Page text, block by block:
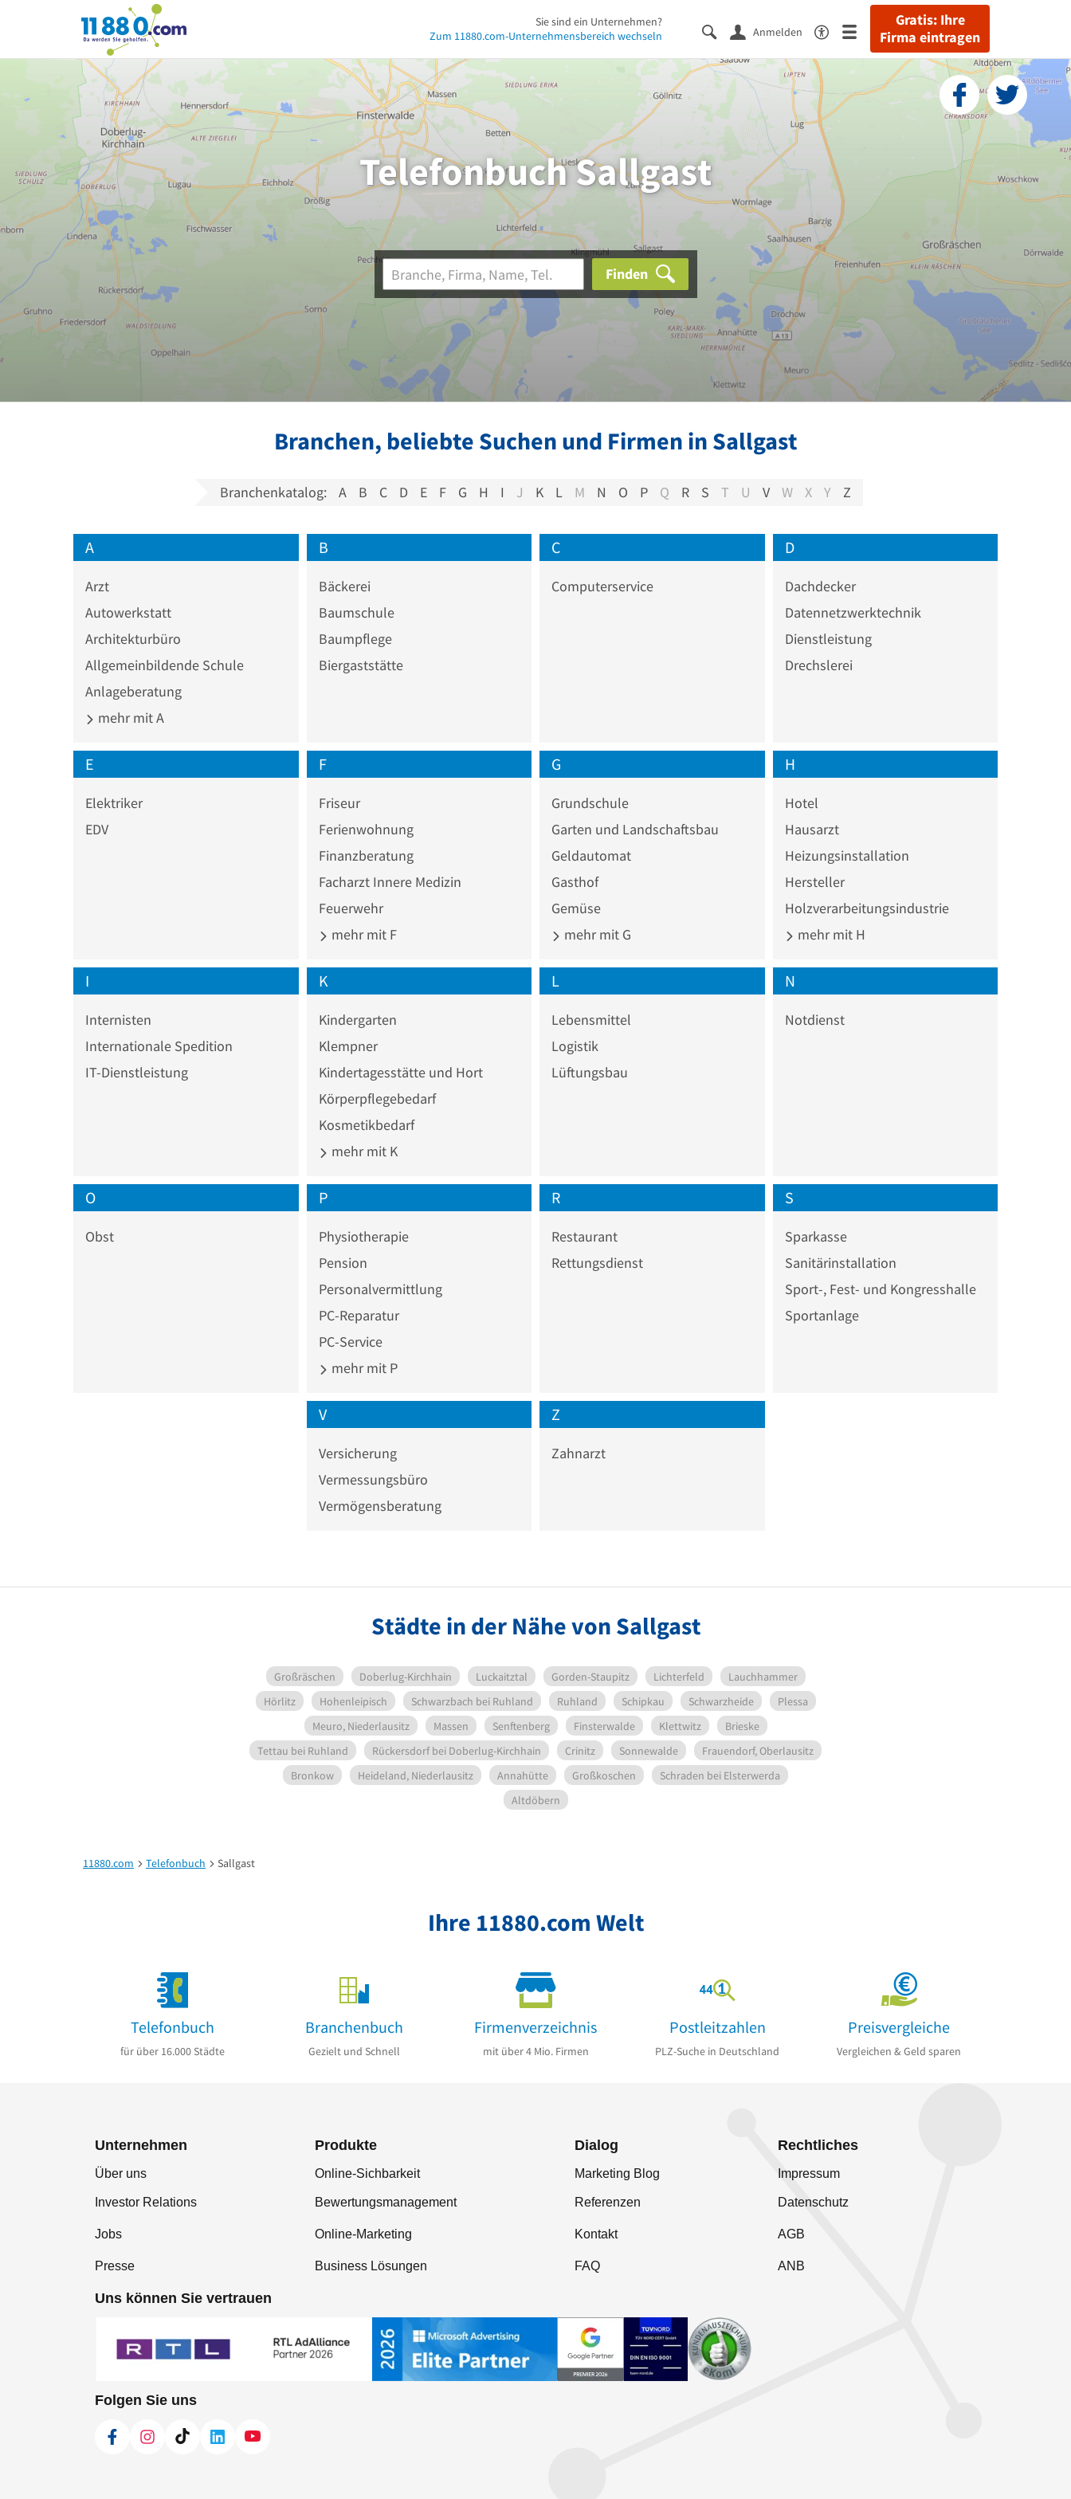
11880.com
Gratis: Ihre
Firma eintragen
Anmelden
Sie sind ein Unternehmen?
Zum 11880.com-Unternehmensbereich wechseln
Telefonbuch Sallgast
Finden
Branchen, beliebte Suchen und Firmen in Sallgast
Branchenkatalog: A B C D E F G H I J K L M N O P Q R S T U V W X Y Z
A
Arzt
Autowerkstatt
Architekturbüro
Allgemeinbildende Schule
Anlageberatung
mehr mit A
B
Bäckerei
Baumschule
Baumpflege
Biergaststätte
C
Computerservice
D
Dachdecker
Datennetzwerktechnik
Dienstleistung
Drechslerei
E
Elektriker
EDV
F
Friseur
Ferienwohnung
Finanzberatung
Facharzt Innere Medizin
Feuerwehr
mehr mit F
G
Grundschule
Garten und Landschaftsbau
Geldautomat
Gasthof
Gemüse
mehr mit G
H
Hotel
Hausarzt
Heizungsinstallation
Hersteller
Holzverarbeitungsindustrie
mehr mit H
I
Internisten
Internationale Spedition
IT-Dienstleistung
K
Kindergarten
Klempner
Kindertagesstätte und Hort
Körperpflegebedarf
Kosmetikbedarf
mehr mit K
L
Lebensmittel
Logistik
Lüftungsbau
N
Notdienst
O
Obst
P
Physiotherapie
Pension
Personalvermittlung
PC-Reparatur
PC-Service
mehr mit P
R
Restaurant
Rettungsdienst
S
Sparkasse
Sanitärinstallation
Sport-, Fest- und Kongresshalle
Sportanlage
V
Versicherung
Vermessungsbüro
Vermögensberatung
Z
Zahnarzt
Städte in der Nähe von Sallgast
Großräschen Doberlug-Kirchhain Luckaitztal Gorden-Staupitz Lichterfeld
Lauchhammer
Hörlitz
Hohenleipisch Schwarzbach bei Ruhland Ruhland Schipkau Schwarzheide
Plessa
Meuro, Niederlausitz
Massen Senftenberg Finsterwalde Klettwitz
Brieske
Tettau bei Ruhland
Rückersdorf bei Doberlug-Kirchhain Crinitz Sonnewalde
Frauendorf, Oberlausitz
Bronkow
Heideland, Niederlausitz Annahütte Großkoschen
Schraden bei Elsterwerda
Altdöbern
11880.com Telefonbuch Sallgast
Ihre 11880.com Welt
Telefonbuch
für über 16.000 Städte
Branchenbuch
Gezielt und Schnell
Firmenverzeichnis
mit über 4 Mio. Firmen
Postleitzahlen
PLZ-Suche in Deutschland
Preisvergleiche
Vergleichen & Geld sparen
Unternehmen
Über uns
Investor Relations
Jobs
Presse
Produkte
Online-Sichbarkeit
Bewertungsmanagement
Online-Marketing
Business Lösungen
Dialog
Marketing Blog
Referenzen
Kontakt
FAQ
Rechtliches
Impressum
Datenschutz
AGB
ANB
Uns können Sie vertrauen
Folgen Sie uns